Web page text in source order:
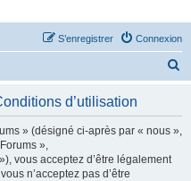
Connexion
S’enregistrer
d’utilisation
» (désigné ci-après par « nous »,
»,
vous acceptez d’être légalement
n’acceptez pas d’être